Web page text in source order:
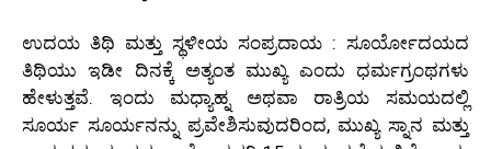
ಉದಯ ತಿಥಿ ಮತ್ತು ಸ್ಥಳೀಯ ಸಂಪ್ರದಾಯ : ಸೂರ್ಯೋದಯದ
ತಿಥಿಯು ಇಡೀ ದಿನಕ್ಕೆ ಅತ್ಯಂತ ಮುಖ್ಯ ಎಂದು ಧರ್ಮಗ್ರಂಥಗಳು
ಹೇಳುತ್ತವೆ. ಇಂದು ಮಧ್ಯಾಹ್ನ ಅಥವಾ ರಾತ್ರಿಯ ಸಮಯದಲ್ಲಿ
ಸೂರ್ಯ ಸೂರ್ಯನನ್ನು ಪ್ರವೇಶಿಸುವುದರಿಂದ, ಮುಖ್ಯ ಸ್ನಾನ ಮತ್ತು